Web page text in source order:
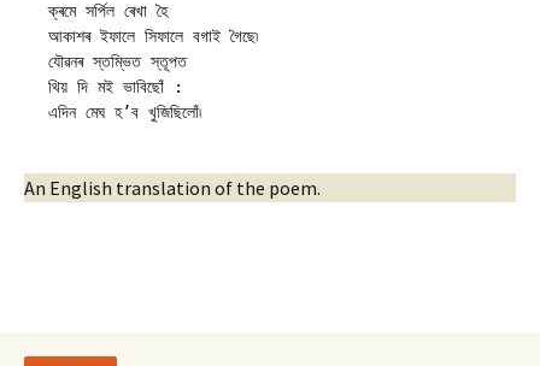
ক্ৰমে সৰ্পিল ৰেখা হৈ
আকাশৰ ইফালে সিফালে বগাই গৈছে৷
যৌৱনৰ স্তম্ভিত স্তূপত
থিয় দি মই ভাবিছোঁ :
এদিন মেঘ হ’ব খুজিছিলোঁ৷
An English translation of the poem.